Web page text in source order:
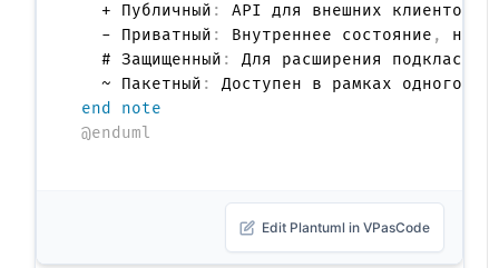
  + Публичный
:
API для внешних клиентов
  - Приватный
: Внутреннее состояние ,
  # Защищенный
:
Для расширения
  ~ Пакетный
:
end note
@enduml
Edit Plantuml in VPasCode